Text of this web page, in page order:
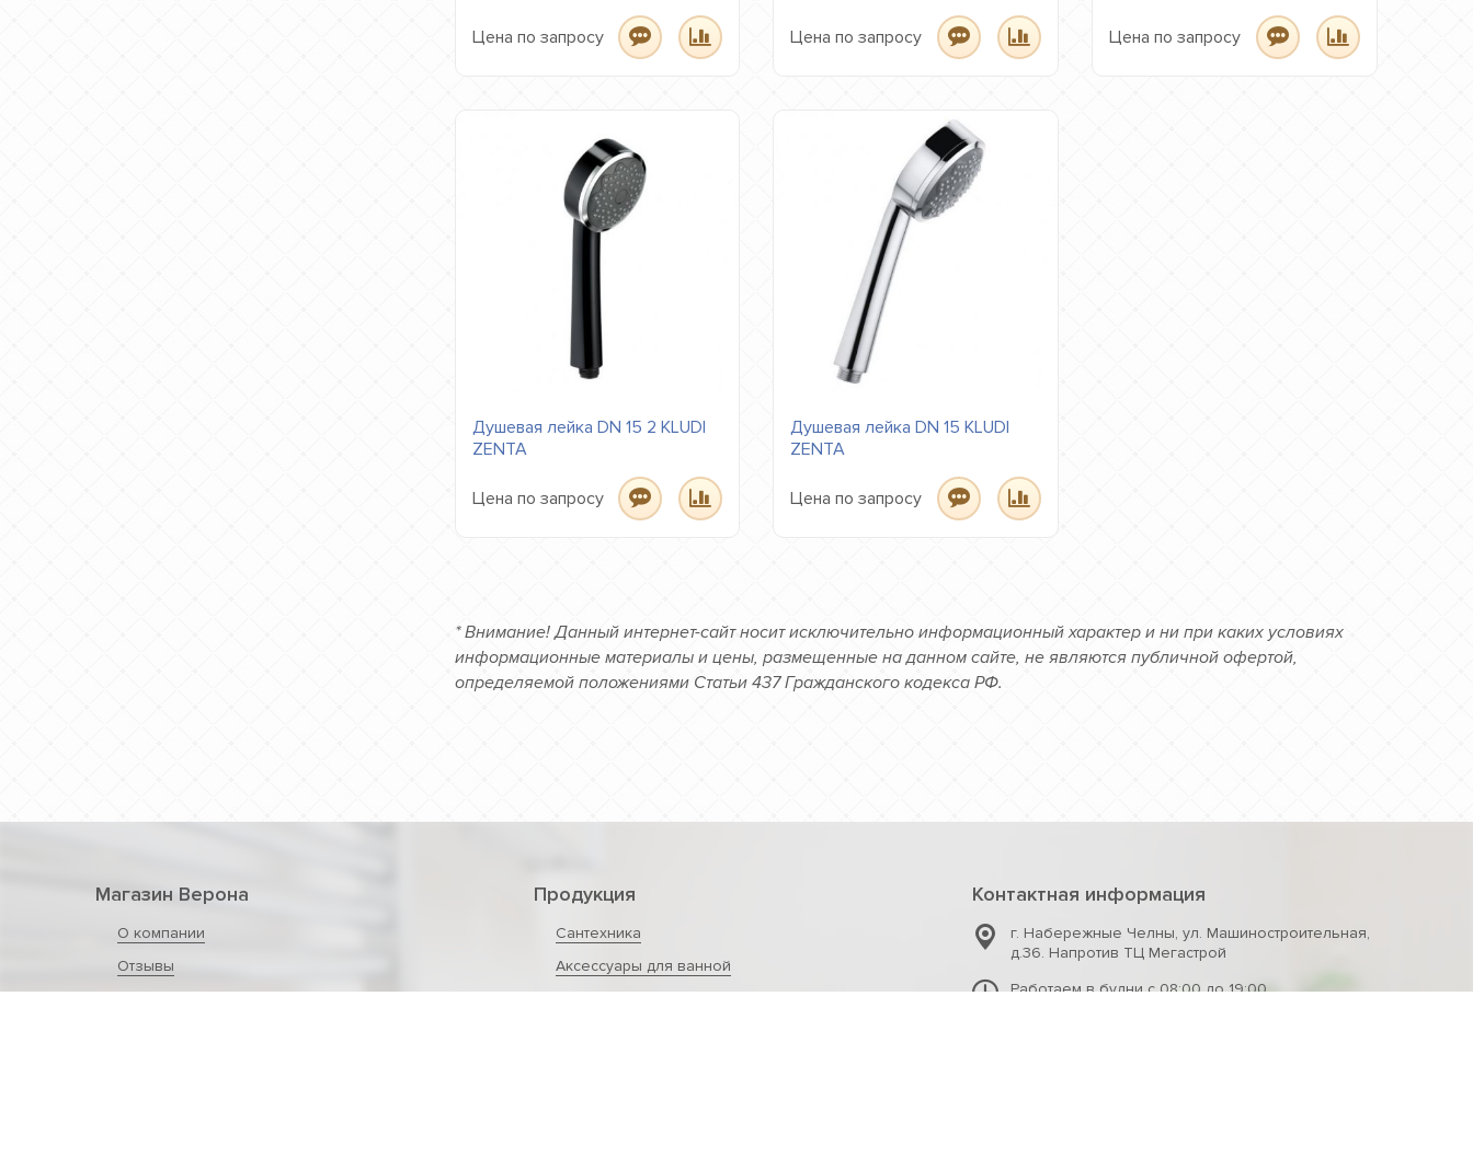
Цена по запросу Цена по запросу Цена по запросу
Душевая лейка DN 15 2 KLUDI
ZENTA
Цена по запросу
Душевая лейка DN 15 KLUDI
ZENTA
Цена по запросу
* Внимание! Данный интернет-сайт носит исключительно информационный характер и ни при каких условиях
информационные материалы и цены, размещенные на данном сайте, не являются публичной офертой,
определяемой положениями Статьи 437 Гражданского кодекса РФ.
Магазин Верона
О компании
Отзывы
Продукция
Сантехника
Аксессуары для ванной
Контактная информация
г. Набережные Челны, ул. Машиностроительная,
д.36. Напротив ТЦ Мегастрой
Работаем в будни с 08:00 до 19:00,